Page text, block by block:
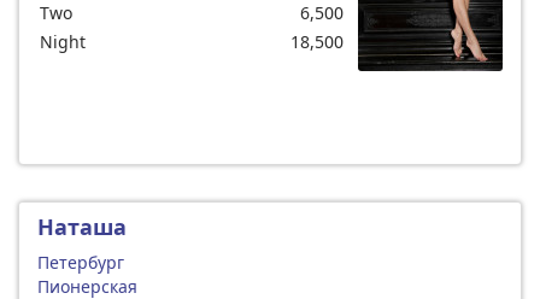
Two
6,500
Night
18,500
Наташа
Петербург
Пионерская